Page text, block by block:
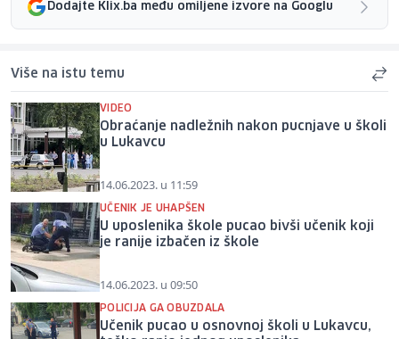
Dodajte Klix.ba među omiljene izvore na Googlu
Više na istu temu
VIDEO
Obraćanje nadležnih nakon pucnjave u školi
u Lukavcu
14.06.2023. u 11:59
UČENIK JE UHAPŠEN
U uposlenika škole pucao bivši učenik koji
je ranije izbačen iz škole
14.06.2023. u 09:50
POLICIJA GA OBUZDALA
Učenik pucao u osnovnoj školi u Lukavcu,